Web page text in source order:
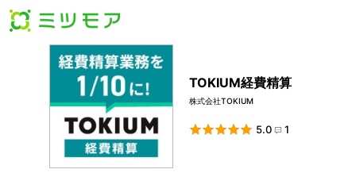
TOKIUM経費精算
株式会社TOKIUM
5.0 1